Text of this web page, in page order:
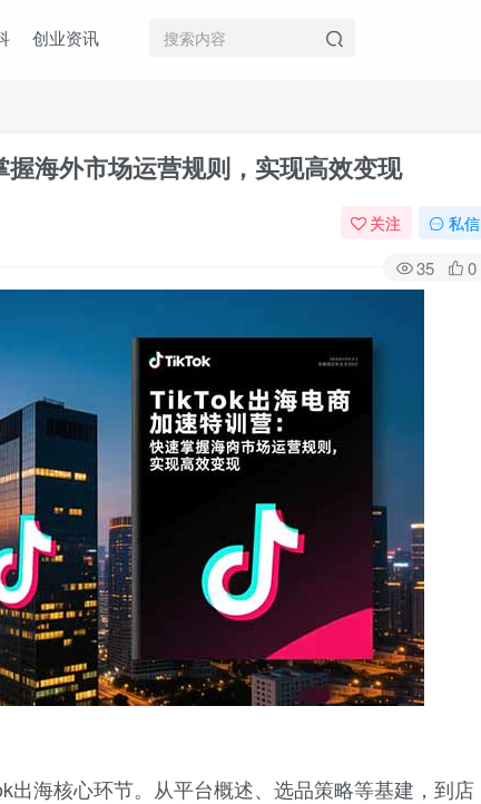
创业资讯
海外市场运营规则，实现高效变现
关注 私信
35 0
出海核心环节。从平台概述、选品策略等基建，到店